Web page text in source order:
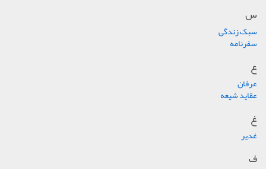
س
سبک زندگی
سفرنامه
ع
عرفان
عقاید شیعه
غ
غدیر
ف